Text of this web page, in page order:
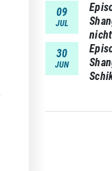
09
JUL
30
JUN